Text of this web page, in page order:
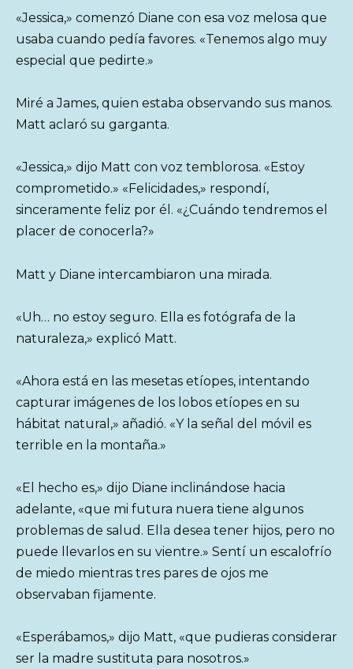
«Jessica,» comenzó Diane con esa voz melosa que
usaba cuando pedía favores. «Tenemos algo muy
especial que pedirte.»
Miré a James, quien estaba observando sus manos.
Matt aclaró su garganta.
«Jessica,» dijo Matt con voz temblorosa. «Estoy
comprometido.» «Felicidades,» respondí,
sinceramente feliz por él. «¿Cuándo tendremos el
placer de conocerla?»
Matt y Diane intercambiaron una mirada.
«Uh… no estoy seguro. Ella es fotógrafa de la
naturaleza,» explicó Matt.
«Ahora está en las mesetas etíopes, intentando
capturar imágenes de los lobos etíopes en su
hábitat natural,» añadió. «Y la señal del móvil es
terrible en la montaña.»
«El hecho es,» dijo Diane inclinándose hacia
adelante, «que mi futura nuera tiene algunos
problemas de salud. Ella desea tener hijos, pero no
puede llevarlos en su vientre.» Sentí un escalofrío
de miedo mientras tres pares de ojos me
observaban fijamente.
«Esperábamos,» dijo Matt, «que pudieras considerar
ser la madre sustituta para nosotros.»